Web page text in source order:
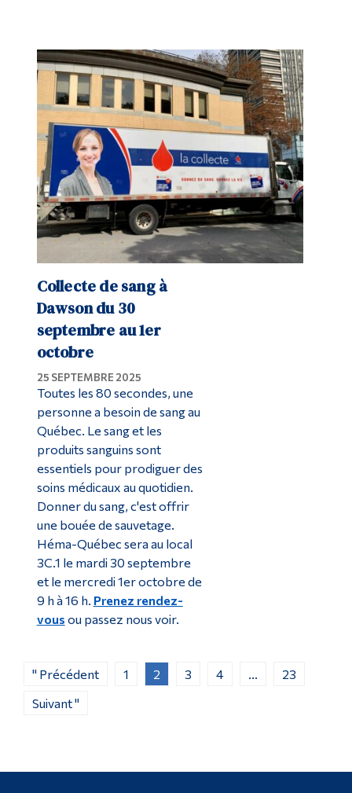
Collecte de sang à
Dawson du 30
septembre au 1er
octobre
25 SEPTEMBRE 2025
Toutes les 80 secondes, une
personne a besoin de sang au
Québec. Le sang et les
produits sanguins sont
essentiels pour prodiguer des
soins médicaux au quotidien.
Donner du sang, c'est offrir
une bouée de sauvetage.
Héma-Québec sera au local
3C.1 le mardi 30 septembre
et le mercredi 1er octobre de
9 h à 16 h. Prenez rendez-
vous ou passez nous voir.
" Précédent 1 2 3 4 ...
23
Suivant "